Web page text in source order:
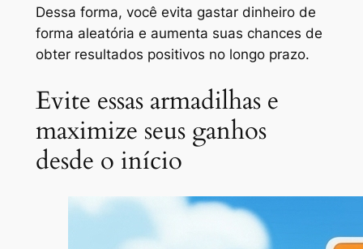
Dessa forma, você evita gastar dinheiro de
forma aleatória e aumenta suas chances de
obter resultados positivos no longo prazo.
Evite essas armadilhas e
maximize seus ganhos
desde o início